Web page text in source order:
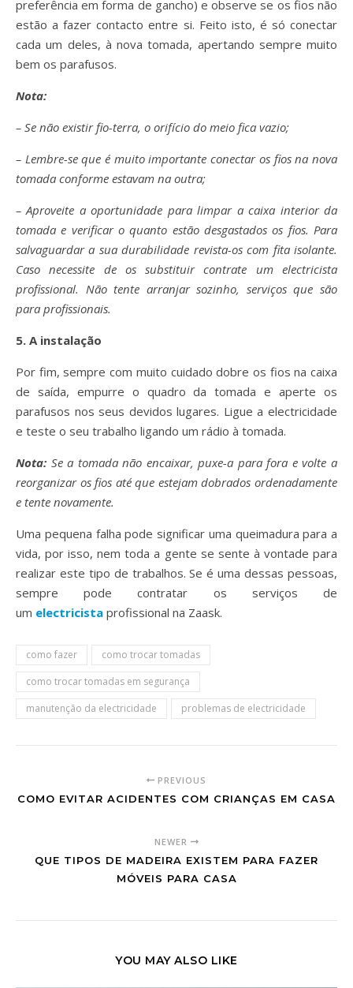
preferência em forma de gancho) e observe se os fios não
estão a fazer contacto entre si. Feito isto, é só conectar
cada um deles, à nova tomada, apertando sempre muito
bem os parafusos.
Nota:
– Se não existir fio-terra, o orifício do meio fica vazio;
– Lembre-se que é muito importante conectar os fios na nova
tomada conforme estavam na outra;
– Aproveite a oportunidade para limpar a caixa interior da
tomada e verificar o quanto estão desgastados os fios. Para
salvaguardar a sua durabilidade revista-os com fita isolante.
Caso necessite de os substituir contrate um electricista
profissional. Não tente arranjar sozinho, serviços que são
para profissionais.
5. A instalação
Por fim, sempre com muito cuidado dobre os fios na caixa
de saída, empurre o quadro da tomada e aperte os
parafusos nos seus devidos lugares. Ligue a electricidade
e teste o seu trabalho ligando um rádio à tomada.
Nota: Se a tomada não encaixar, puxe-a para fora e volte a
reorganizar os fios até que estejam dobrados ordenadamente
e tente novamente.
Uma pequena falha pode significar uma queimadura para a
vida, por isso, nem toda a gente se sente à vontade para
realizar este tipo de trabalhos. Se é uma dessas pessoas,
sempre pode contratar os serviços de
um electricista profissional na Zaask.
como fazer
como trocar tomadas
como trocar tomadas em segurança
manutenção da electricidade
problemas de electricidade
PREVIOUS
COMO EVITAR ACIDENTES COM CRIANÇAS EM CASA
NEWER
QUE TIPOS DE MADEIRA EXISTEM PARA FAZER
MÓVEIS PARA CASA
YOU MAY ALSO LIKE